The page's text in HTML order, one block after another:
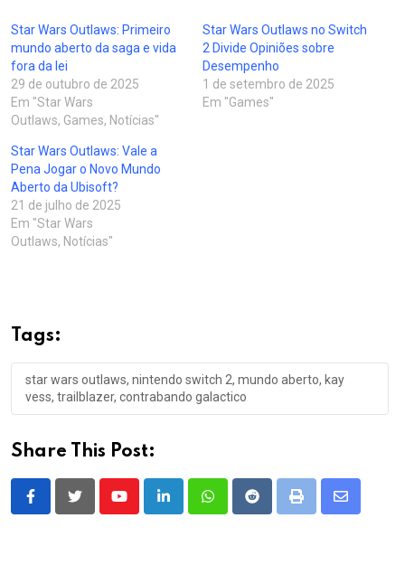
Star Wars Outlaws: Primeiro
mundo aberto da saga e vida
fora da lei
29 de outubro de 2025
Em "Star Wars
Outlaws, Games, Notícias"
Star Wars Outlaws no Switch
2 Divide Opiniões sobre
Desempenho
1 de setembro de 2025
Em "Games"
Star Wars Outlaws: Vale a
Pena Jogar o Novo Mundo
Aberto da Ubisoft?
21 de julho de 2025
Em "Star Wars
Outlaws, Notícias"
Tags:
star wars outlaws, nintendo switch 2, mundo aberto, kay
vess, trailblazer, contrabando galactico
Share This Post:
YoutubeLinkedInWhatsappRedditPrint
Share